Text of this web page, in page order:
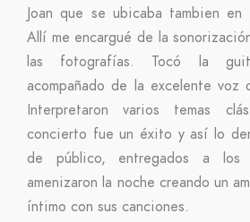
Joan que se ubicaba tambien en
Allí me encargué de la
las fotografías. Tocó la
acompañado de la excelente voz
Interpretaron varios temas
concierto fue un éxito y así lo
de público, entregados a los
amenizaron la noche creando un
íntimo con sus canciones.